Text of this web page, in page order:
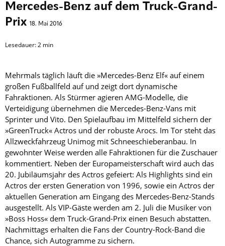
Mercedes-Benz auf dem Truck-Grand-
Prix 18. Mai 2016
Lesedauer:2 min
Mehrmals täglich läuft die »Mercedes-Benz Elf« auf einem
großen Fußballfeld auf und zeigt dort dynamische
Fahraktionen. Als Stürmer agieren AMG-Modelle, die
Verteidigung übernehmen die Mercedes-Benz-Vans mit
Sprinter und Vito. Den Spielaufbau im Mittelfeld sichern der
»GreenTruck« Actros und der robuste Arocs. Im Tor steht das
Allzweckfahrzeug Unimog mit Schneeschieberanbau. In
gewohnter Weise werden alle Fahraktionen für die Zuschauer
kommentiert. Neben der Europameisterschaft wird auch das
20. Jubiläumsjahr des Actros gefeiert: Als Highlights sind ein
Actros der ersten Generation von 1996, sowie ein Actros der
aktuellen Generation am Eingang des Mercedes-Benz-Stands
ausgestellt. Als VIP-Gäste werden am 2. Juli die Musiker von
»Boss Hoss« dem Truck-Grand-Prix einen Besuch abstatten.
Nachmittags erhalten die Fans der Country-Rock-Band die
Chance, sich Autogramme zu sichern.